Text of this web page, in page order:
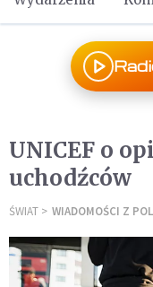
UNICEF o
uchodźców
ŚWIAT WIADOMOŚCI Z